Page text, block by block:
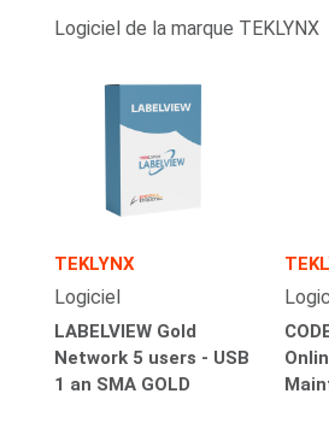
Logiciel de la marque TEKLYNX
TEKLYNX
Logiciel
LABELVIEW Gold
Network 5 users - USB
1 an SMA GOLD